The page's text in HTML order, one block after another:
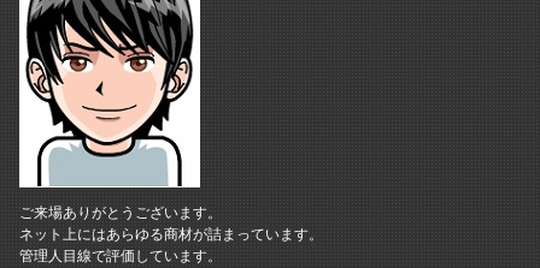
ご来場ありがとうございます。
ネット上にはあらゆる商材が詰まっています。
管理人目線で評価しています。